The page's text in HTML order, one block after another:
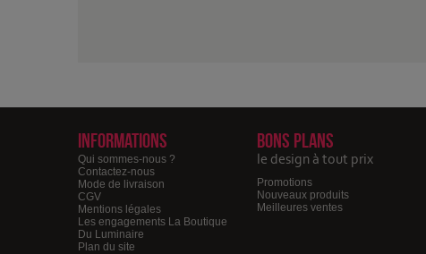
Informations
Qui sommes-nous ?
Contactez-nous
Mode de livraison
CGV
Mentions légales
Les engagements La Boutique
Du Luminaire
Plan du site
Bons plans
le design à tout prix
Promotions
Nouveaux produits
Meilleures ventes